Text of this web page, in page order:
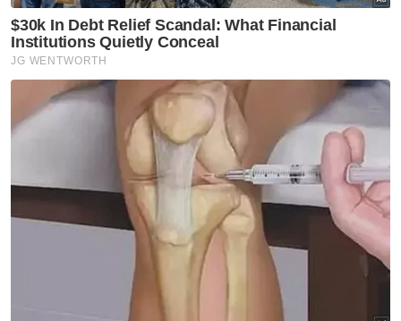
Belanjawan
Bank Dunia positif terhadap
Malaysia